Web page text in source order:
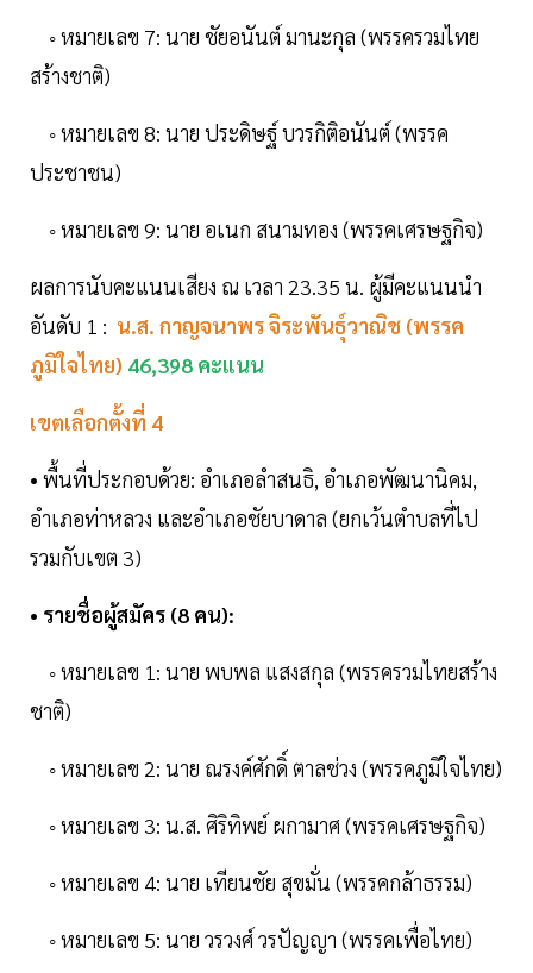
◦ หมายเลข 7: นาย ชัยอนันต์ มานะกุล (พรรครวมไทย
สร้างชาติ)
◦ หมายเลข 8: นาย ประดิษฐ์ บวรกิติอนันต์ (พรรค
ประชาชน)
◦ หมายเลข 9: นาย อเนก สนามทอง (พรรคเศรษฐกิจ)
ผลการนับคะแนนเสียง ณ เวลา 23.35 น. ผู้มีคะแนนนำ
อันดับ 1 : น.ส. กาญจนาพร จิระพันธุ์วาณิช (พรรค
ภูมิใจไทย) 46,398 คะแนน
เขตเลือกตั้งที่ 4
• พื้นที่ประกอบด้วย: อำเภอลำสนธิ, อำเภอพัฒนานิคม,
อำเภอท่าหลวง และอำเภอชัยบาดาล (ยกเว้นตำบลที่ไป
รวมกับเขต 3)
• รายชื่อผู้สมัคร (8 คน):
◦ หมายเลข 1: นาย พบพล แสงสกุล (พรรครวมไทยสร้าง
ชาติ)
◦ หมายเลข 2: นาย ณรงค์ศักดิ์ ตาลช่วง (พรรคภูมิใจไทย)
◦ หมายเลข 3: น.ส. ศิริทิพย์ ผกามาศ (พรรคเศรษฐกิจ)
◦ หมายเลข 4: นาย เทียนชัย สุขมั่น (พรรคกล้าธรรม)
◦ หมายเลข 5: นาย วรวงศ์ วรปัญญา (พรรคเพื่อไทย)